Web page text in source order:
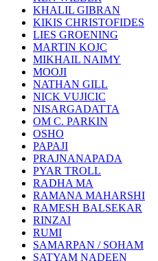
KHALIL GIBRAN
KIKIS CHRISTOFIDES
LIES GROENING
MARTIN KOJC
MIKHAIL NAIMY
MOOJI
NATHAN GILL
NICK VUJICIC
NISARGADATTA
OM C. PARKIN
OSHO
PAPAJI
PRAJNANAPADA
PYAR TROLL
RADHA MA
RAMANA MAHARSHI
RAMESH BALSEKAR
RINZAI
RUMI
SAMARPAN / SOHAM
SATYAM NADEEN